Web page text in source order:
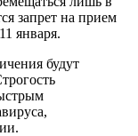
запрет на прием
января.
будут